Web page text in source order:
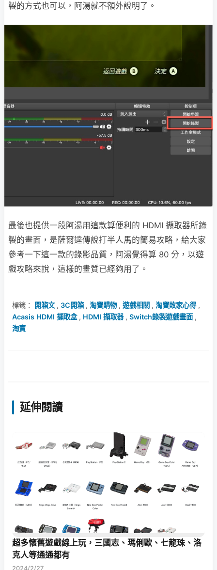
製的方式也可以，阿湯就不額外說明了。
最後也提供一段阿湯用這款算便利的 HDMI 擷取器所錄
製的畫面，是薩爾達傳說打半人馬的簡易攻略，給大家
參考一下這一款的錄影品質，阿湯覺得算 80 分，以遊
戲攻略來說，這樣的畫質已經夠用了。
標籤： 開箱文, 3C開箱, 淘寶購物, 遊戲相關 , 淘寶敗家心得,
Acasis HDMI 擷取盒, HDMI 擷取器, Switch錄製遊戲畫面,
淘寶
延伸閱讀
超多懷舊遊戲線上玩，三國志、瑪俐歐、七龍珠、洛
克人等通通都有
2024/2/27